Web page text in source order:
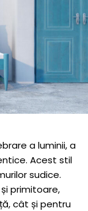
a luminii, a
Acest stil
sudice.
primitoare,
cât și pentru